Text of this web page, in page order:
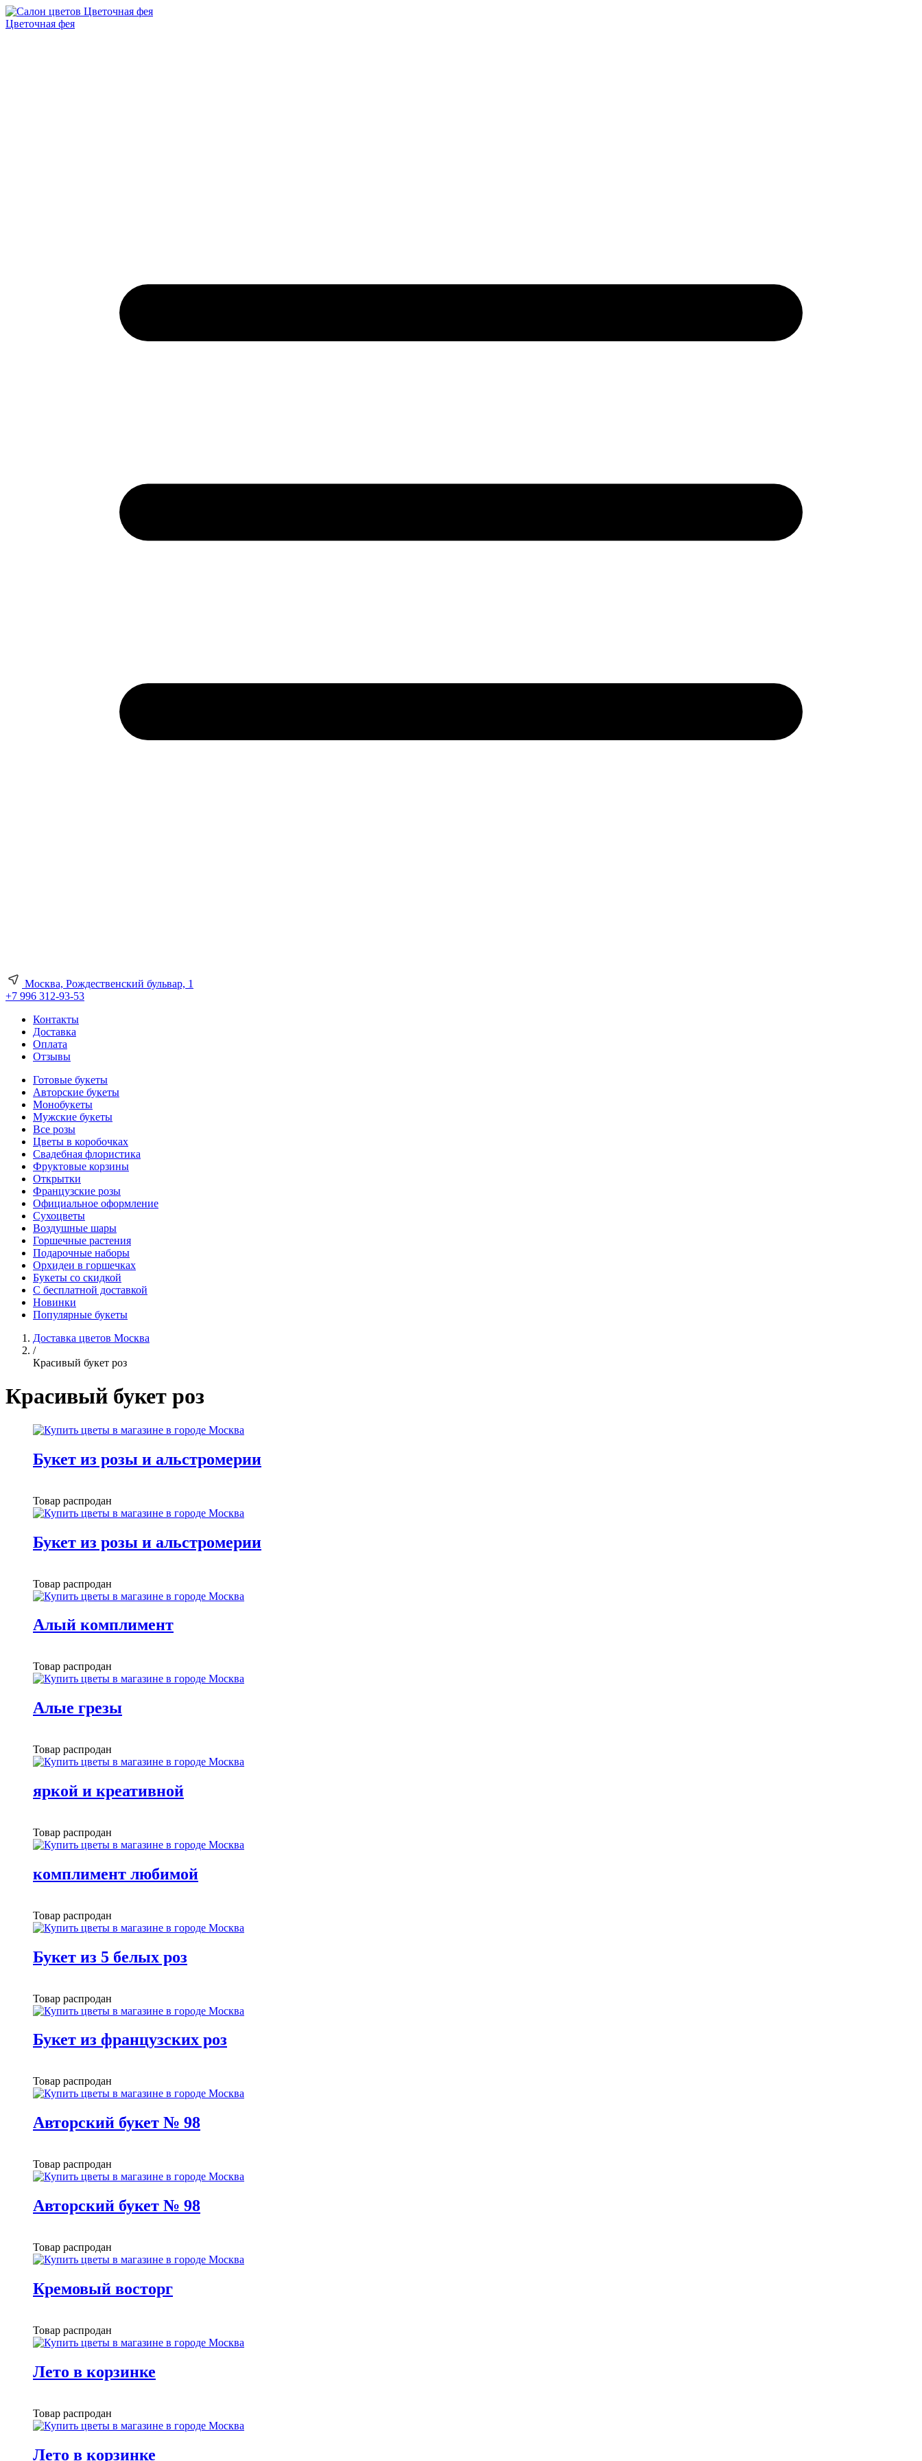
Цветочная фея
Москва, Рождественский бульвар, 1
+7 996 312-93-53
Контакты
Доставка
Оплата
Отзывы
Готовые букеты
Авторские букеты
Монобукеты
Мужские букеты
Все розы
Цветы в коробочках
Свадебная флористика
Фруктовые корзины
Открытки
Французские розы
Официальное оформление
Сухоцветы
Воздушные шары
Горшечные растения
Подарочные наборы
Орхидеи в горшечках
Букеты со скидкой
С бесплатной доставкой
Новинки
Популярные букеты
Доставка цветов Москва
/
Красивый букет роз
Красивый букет роз
Букет из розы и альстромерии
Товар распродан
Букет из розы и альстромерии
Товар распродан
Алый комплимент
Товар распродан
Алые грезы
Товар распродан
яркой и креативной
Товар распродан
комплимент любимой
Товар распродан
Букет из 5 белых роз
Товар распродан
Букет из французских роз
Товар распродан
Авторский букет № 98
Товар распродан
Авторский букет № 98
Товар распродан
Кремовый восторг
Товар распродан
Лето в корзинке
Товар распродан
Лето в корзинке